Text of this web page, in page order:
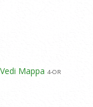
Vedi Mappa 4-OR